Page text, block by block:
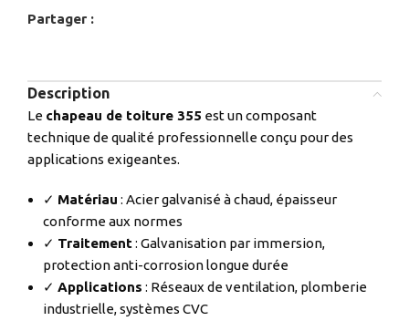
Partager :
Description
Le chapeau de toiture 355 est un composant
technique de qualité professionnelle conçu pour des
applications exigeantes.
✓ Matériau : Acier galvanisé à chaud, épaisseur
conforme aux normes
✓ Traitement: Galvanisation par immersion,
protection anti-corrosion longue durée
✓ Applications : Réseaux de ventilation, plomberie
industrielle, systèmes CVC